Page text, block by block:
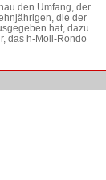
den Umfang, der
die der
hat, dazu
das h-Moll-Rondo